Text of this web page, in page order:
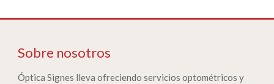
Sobre nosotros
Óptica Signes lleva ofreciendo servicios optométricos y